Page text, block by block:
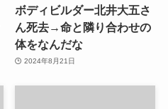
ボディビルダー北井大五さ
ん死去→命と隣り合わせの
体をなんだな
2024年8月21日